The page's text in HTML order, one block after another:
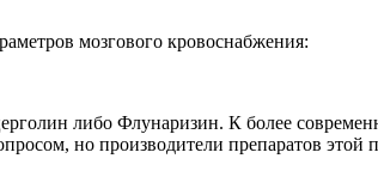
мозгового кровоснабжения:
либо Флунаризин. К более
но производители препаратов этой